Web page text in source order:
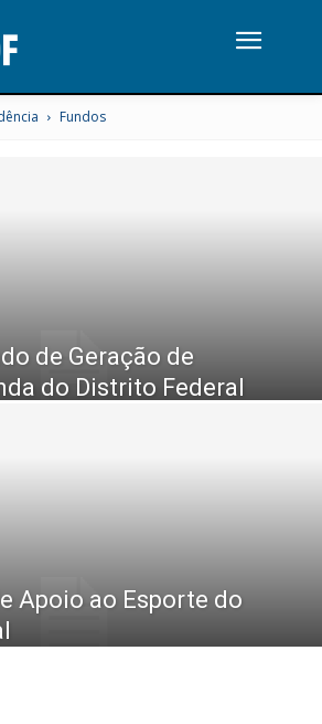
Fundos
de Geração de
do Distrito Federal
Apoio ao Esporte do